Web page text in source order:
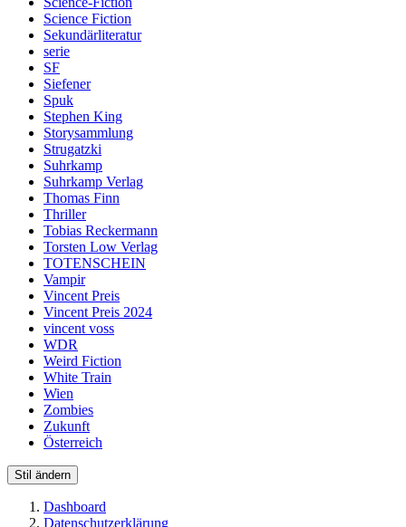
Science Fiction
Sekundärliteratur
serie
SF
Siefener
Spuk
Stephen King
Storysammlung
Strugatzki
Suhrkamp
Suhrkamp Verlag
Thomas Finn
Thriller
Tobias Reckermann
Torsten Low Verlag
TOTENSCHEIN
Vampir
Vincent Preis
Vincent Preis 2024
vincent voss
WDR
Weird Fiction
White Train
Wien
Zombies
Zukunft
Österreich
Stil ändern
Dashboard
Datenschutzerklärung